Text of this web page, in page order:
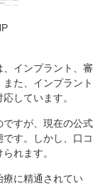
インプラント、審
た、インプラント
しています。
すが、現在の公式
す。しかし、口コ
れます。
療に精通されてい